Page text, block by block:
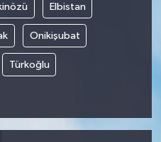
Elbistan
Onikişubat
Türkoğlu